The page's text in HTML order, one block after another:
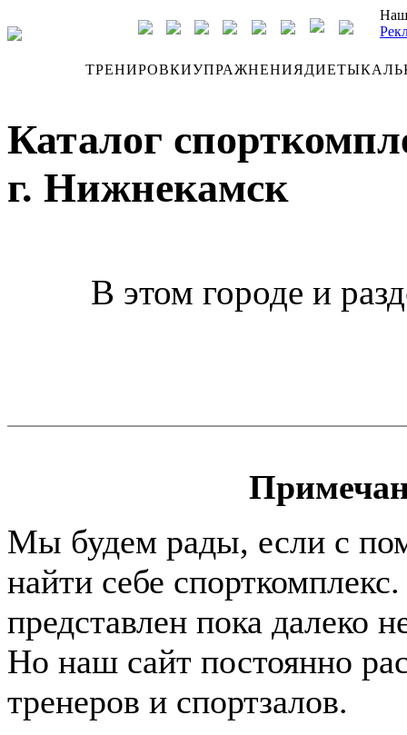
ТРЕНИРОВКИУПРАЖНЕНИЯДИЕТЫ
Каталог
г. Нижнекамск
В этом городе и
Мы будем рады, если с
найти себе
представлен пока далеко
Но наш сайт постоянно
тренеров и спортзалов.